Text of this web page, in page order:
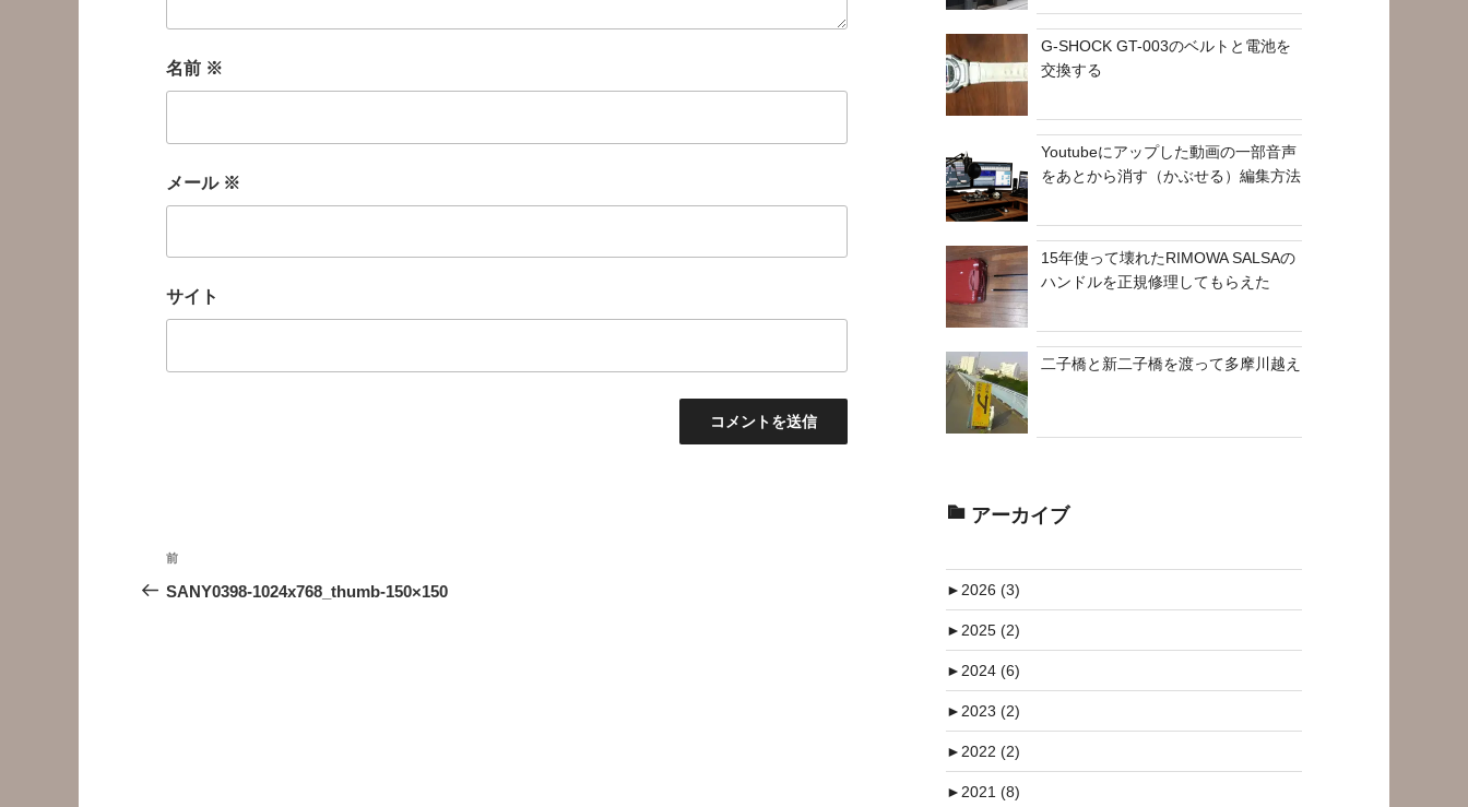
名前 ※
メール ※
サイト
投
稿
前
の
前
SANY0398-1024x768_thumb-150×150
G-SHOCK GT-003のベルトと電池を
交換する
Youtubeにアップした動画の一部音声
をあとから消す（かぶせる）編集方法
15年使って壊れたRIMOWA SALSAの
ハンドルを正規修理してもらえた
二子橋と新二子橋を渡って多摩川越え
アーカイブ
►2026 (3)
►2025 (2)
►2024 (6)
►2023 (2)
►2022 (2)
►2021 (8)